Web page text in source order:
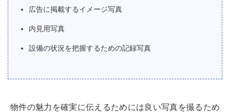
広告に掲載するイメージ写真
内見用写真
設備の状況を把握するための記録写真
物件の魅力を確実に伝えるためには良い写真を撮るため